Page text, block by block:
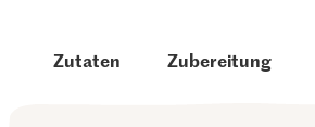
Zutaten Zubereitung